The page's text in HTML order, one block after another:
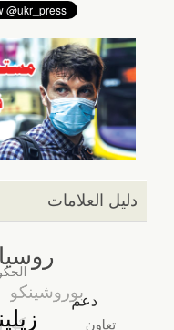
دليل العلامات